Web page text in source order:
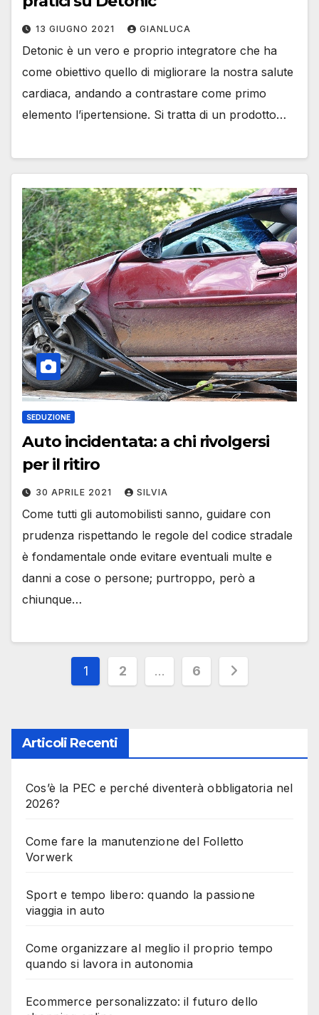
13 GIUGNO 2021 GIANLUCA
Detonic è un vero e proprio integratore che ha
come obiettivo quello di migliorare la nostra salute
cardiaca, andando a contrastare come primo
elemento l’ipertensione. Si tratta di un prodotto…
SEDUZIONE
Auto incidentata: a chi rivolgersi
per il ritiro
30 APRILE 2021 SILVIA
Come tutti gli automobilisti sanno, guidare con
prudenza rispettando le regole del codice stradale
è fondamentale onde evitare eventuali multe e
danni a cose o persone; purtroppo, però a
chiunque…
Paginazione
articoli
1 2 … 6
Articoli Recenti
Cos’è la PEC e perché diventerà obbligatoria nel
2026?
Come fare la manutenzione del Folletto
Vorwerk
Sport e tempo libero: quando la passione
viaggia in auto
Come organizzare al meglio il proprio tempo
quando si lavora in autonomia
Ecommerce personalizzato: il futuro dello